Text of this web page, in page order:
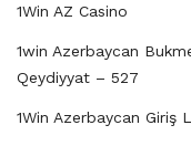
1Win AZ Casino
1win Azerbaycan
Qeydiyyat – 527
1Win Azerbaycan Giriş